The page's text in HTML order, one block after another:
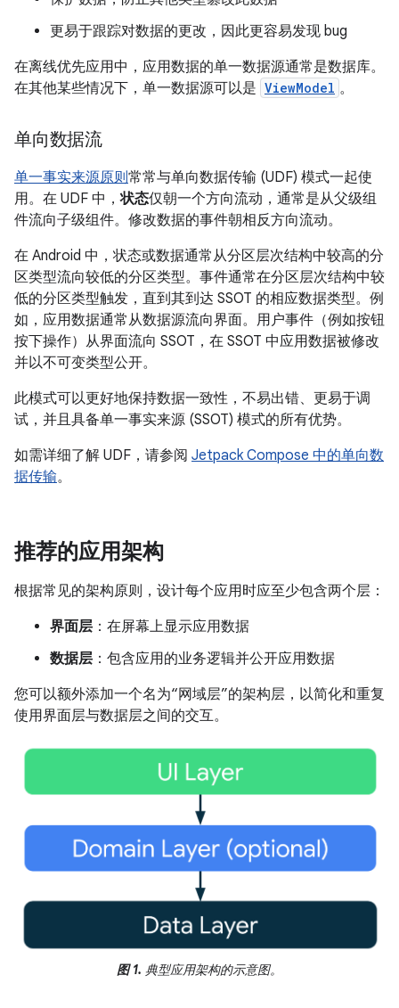
更易于跟踪对数据的更改，因此更容易发现 bug
在离线优先应用中，应用数据的单一数据源通常是数据库。
在其他某些情况下，单一数据源可以是 ViewModel 。
单向数据流
单一事实来源原则常常与单向数据传输 (UDF) 模式一起使
用。在 UDF 中，状态仅朝一个方向流动，通常是从父级组
件流向子级组件。修改数据的事件朝相反方向流动。
在 Android 中，状态或数据通常从分区层次结构中较高的分
区类型流向较低的分区类型。事件通常在分区层次结构中较
低的分区类型触发，直到其到达 SSOT 的相应数据类型。例
如，应用数据通常从数据源流向界面。用户事件（例如按钮
按下操作）从界面流向 SSOT，在 SSOT 中应用数据被修改
并以不可变类型公开。
此模式可以更好地保持数据一致性，不易出错、更易于调
试，并且具备单一事实来源 (SSOT) 模式的所有优势。
如需详细了解 UDF，请参阅 Jetpack Compose 中的单向数
据传输。
推荐的应用架构
根据常见的架构原则，设计每个应用时应至少包含两个层：
界面层 ：在屏幕上显示应用数据
数据层 ：包含应用的业务逻辑并公开应用数据
您可以额外添加一个名为“网域层”的架构层，以简化和重复
使用界面层与数据层之间的交互。
图 1. 典型应用架构的示意图。